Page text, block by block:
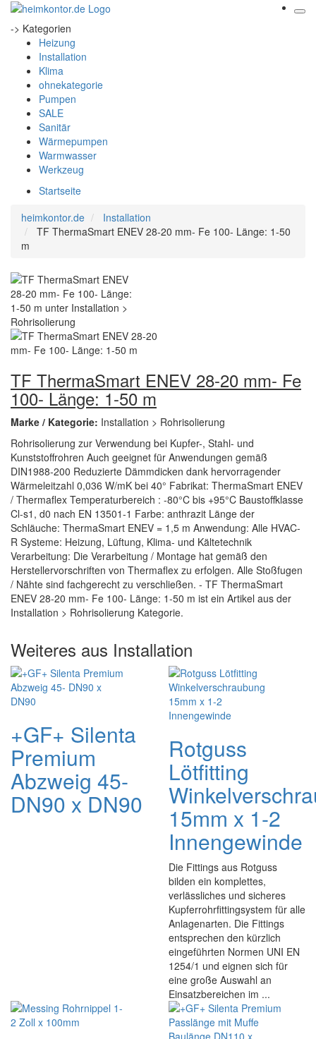
-> Kategorien
Heizung
Installation
Klima
ohnekategorie
Pumpen
SALE
Sanitär
Wärmepumpen
Warmwasser
Werkzeug
Startseite
heimkontor.de
Installation
TF ThermaSmart ENEV 28-20 mm- Fe 100- Länge: 1-50
m
TF ThermaSmart ENEV 28-20 mm- Fe
100- Länge: 1-50 m
Marke / Kategorie: Installation > Rohrisolierung
Rohrisolierung zur Verwendung bei Kupfer-, Stahl- und
Kunststoffrohren Auch geeignet für Anwendungen gemäß
DIN1988-200 Reduzierte Dämmdicken dank hervorragender
Wärmeleitzahl 0,036 W/mK bei 40° Fabrikat: ThermaSmart ENEV
/ Thermaflex Temperaturbereich : -80°C bis +95°C Baustoffklasse
Cl-s1, d0 nach EN 13501-1 Farbe: anthrazit Länge der
Schläuche: ThermaSmart ENEV = 1,5 m Anwendung: Alle HVAC-
R Systeme: Heizung, Lüftung, Klima- und Kältetechnik
Verarbeitung: Die Verarbeitung / Montage hat gemäß den
Herstellervorschriften von Thermaflex zu erfolgen. Alle Stoßfugen
/ Nähte sind fachgerecht zu verschließen. - TF ThermaSmart
ENEV 28-20 mm- Fe 100- Länge: 1-50 m ist ein Artikel aus der
Installation > Rohrisolierung Kategorie.
Weiteres aus Installation
+GF+ Silenta
Premium
Abzweig 45-
DN90 x DN90
Rotguss
Lötfitting
15mm x 1-2
Innengewinde
Die Fittings aus Rotguss
bilden ein komplettes,
verlässliches und sicheres
Kupferrohrfittingsystem für alle
Anlagenarten. Die Fittings
entsprechen den kürzlich
eingeführten Normen UNI EN
1254/1 und eignen sich für
eine große Auswahl an
Einsatzbereichen im ...